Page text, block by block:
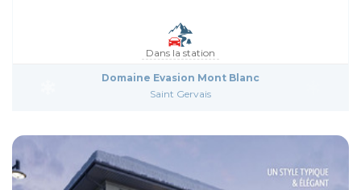
Dans la station
Domaine Evasion Mont Blanc
Saint Gervais